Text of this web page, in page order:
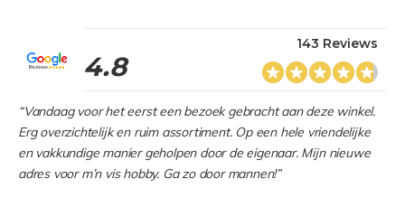
4.8
143 Reviews
“Vandaag voor het eerst een bezoek gebracht aan deze winkel.
Erg overzichtelijk en ruim assortiment. Op een hele vriendelijke
en vakkundige manier geholpen door de eigenaar. Mijn nieuwe
adres voor m’n vis hobby. Ga zo door mannen!”